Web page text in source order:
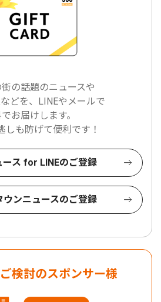
の話題のニュースや
どを、LINEやメールで
お届けします。
しも防げて便利です！
ース for LINEのご登録
ウンニュースのご登録
検討のスポンサー様